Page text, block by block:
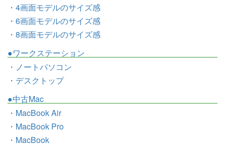
・4画面モデルのサイズ感
・6画面モデルのサイズ感
・8画面モデルのサイズ感
●ワークステーション
・ノートパソコン
・デスクトップ
●中古Mac
・MacBook Air
・MacBook Pro
・MacBook